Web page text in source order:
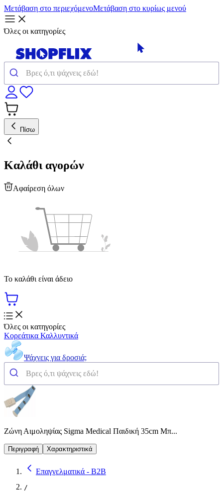
Μετάβαση στο περιεχόμενοΜετάβαση στο κυρίως μενού
Όλες οι κατηγορίες
Πίσω
Καλάθι αγορών
Αφαίρεση όλων
Το καλάθι είναι άδειο
Όλες οι κατηγορίες
Κορεάτικα Καλλυντικά
Ψάχνεις για δροσιά;
Ζώνη Αιμοληψίας Sigma Medical Παιδική 35cm Μπ...
Περιγραφή Χαρακτηριστικά
Επαγγελματικά - B2B
/